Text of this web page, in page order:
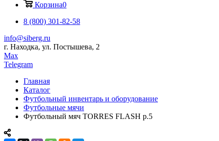
Корзина0
8 (800) 301-82-58
info@siberg.ru
г. Находка, ул. Постышева, 2
Max
Telegram
Главная
Каталог
Футбольный инвентарь и оборудование
Футбольные мячи
Футбольный мяч TORRES FLASH р.5